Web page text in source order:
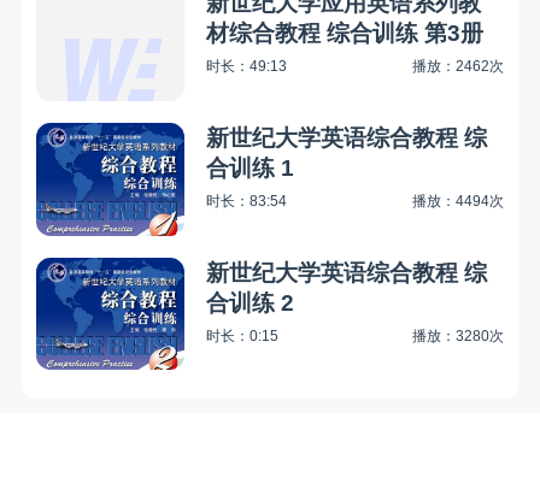
材综合教程 综合训练 第3册
时长：49:13 播放：2462次
新世纪大学英语综合教程 综
合训练 1
时长：83:54 播放：4494次
新世纪大学英语综合教程 综
合训练 2
时长：0:15 播放：3280次